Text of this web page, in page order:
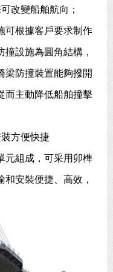
改變船舶航向；
可根據客戶要求制作
設施為圓角結構，
梁防撞裝置能夠撥開
而主動降低船舶撞擊
方便快捷
元組成，可采用卯榫
安裝便捷、高效，